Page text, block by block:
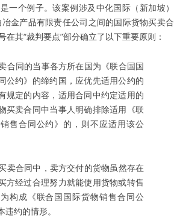
一个例子。该案例涉及中化国际（新加坡）
金产品有限责任公司之间的国际货物买卖合
在其“裁判要点”部分确立了以下重要原则：
合同的当事各方所在国为《联合国国
公约》的缔约国，应优先适用公约的
规定的内容，适用合同中约定适用的
买卖合同中当事人明确排除适用《联
售合同公约》的，则不应适用该公
卖合同中，卖方交付的货物虽然存在
方经过合理努力就能使用货物或转售
构成《联合国国际货物销售合同公
约的情形。